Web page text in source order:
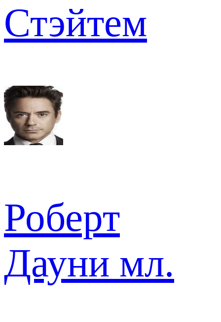
Стэйтем
Роберт
Дауни мл.